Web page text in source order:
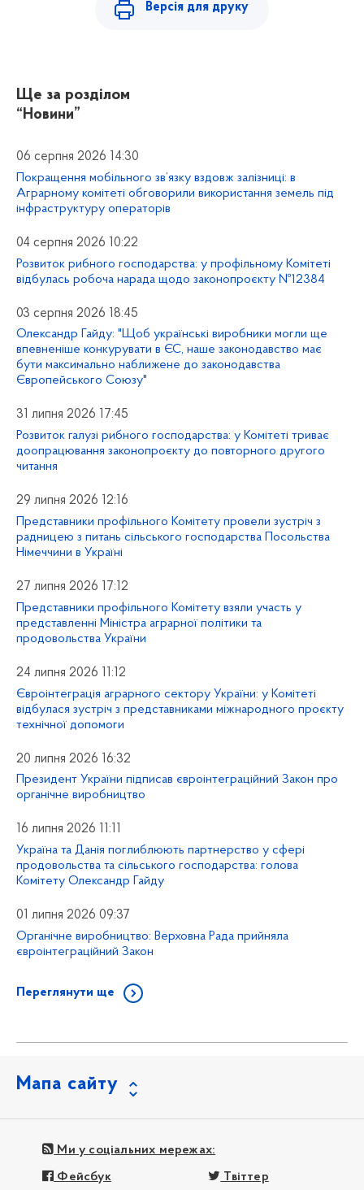
Версія для друку
Ще за розділом
“Новини”
06 серпня 2026 14:30
Покращення мобільного зв’язку вздовж залізниці: в
Аграрному комітеті обговорили використання земель під
інфраструктуру операторів
04 серпня 2026 10:22
Розвиток рибного господарства: у профільному Комітеті
відбулась робоча нарада щодо законопроєкту №12384
03 серпня 2026 18:45
Олександр Гайду: "Щоб українські виробники могли ще
впевненіше конкурувати в ЄС, наше законодавство має
бути максимально наближене до законодавства
Європейського Союзу"
31 липня 2026 17:45
Розвиток галузі рибного господарства: у Комітеті триває
доопрацювання законопроєкту до повторного другого
читання
29 липня 2026 12:16
Представники профільного Комітету провели зустріч з
радницею з питань сільського господарства Посольства
Німеччини в Україні
27 липня 2026 17:12
Представники профільного Комітету взяли участь у
представленні Міністра аграрної політики та
продовольства України
24 липня 2026 11:12
Євроінтеграція аграрного сектору України: у Комітеті
відбулася зустріч з представниками міжнародного проєкту
технічної допомоги
20 липня 2026 16:32
Президент України підписав євроінтеграційний Закон про
органічне виробництво
16 липня 2026 11:11
Україна та Данія поглиблюють партнерство у сфері
продовольства та сільського господарства: голова
Комітету Олександр Гайду
01 липня 2026 09:37
Органічне виробництво: Верховна Рада прийняла
євроінтеграційний Закон
Переглянути ще
Мапа сайту
Ми у соціальних мережах:
Фейсбук Твіттер